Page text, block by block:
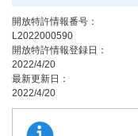
開放特許情報番号：
L2022000590
開放特許情報登録日：
2022/4/20
最新更新日：
2022/4/20